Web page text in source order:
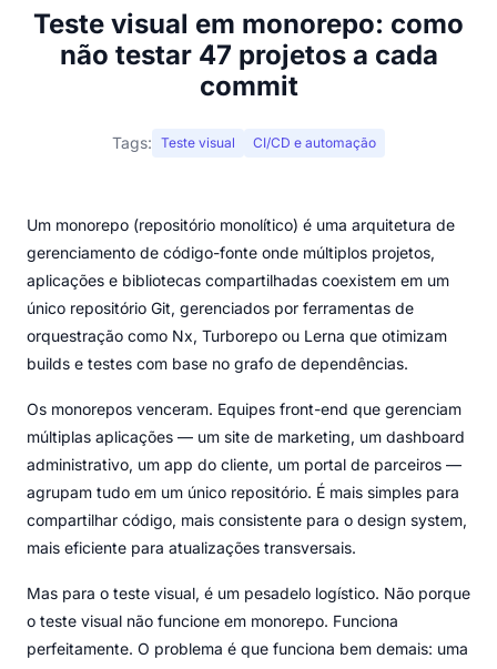
Teste visual em monorepo: como
não testar 47 projetos a cada
commit
Tags: Teste visual CI/CD e automação
Um monorepo (repositório monolítico) é uma arquitetura de
gerenciamento de código-fonte onde múltiplos projetos,
aplicações e bibliotecas compartilhadas coexistem em um
único repositório Git, gerenciados por ferramentas de
orquestração como Nx, Turborepo ou Lerna que otimizam
builds e testes com base no grafo de dependências.
Os monorepos venceram. Equipes front-end que gerenciam
múltiplas aplicações — um site de marketing, um dashboard
administrativo, um app do cliente, um portal de parceiros —
agrupam tudo em um único repositório. É mais simples para
compartilhar código, mais consistente para o design system,
mais eficiente para atualizações transversais.
Mas para o teste visual, é um pesadelo logístico. Não porque
o teste visual não funcione em monorepo. Funciona
perfeitamente. O problema é que funciona bem demais: uma